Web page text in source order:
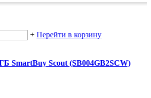
+ Перейти в корзину
SmartBuy Scout (SB004GB2SCW)